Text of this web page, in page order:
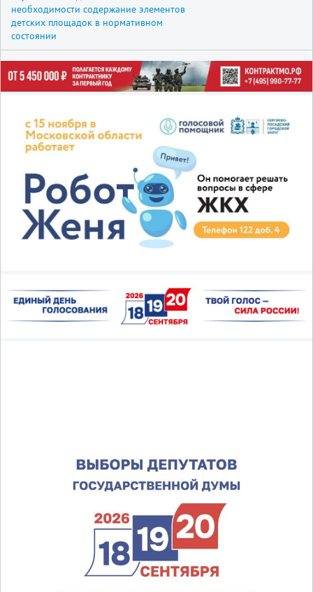
необходимости содержание элементов
детских площадок в нормативном
состоянии